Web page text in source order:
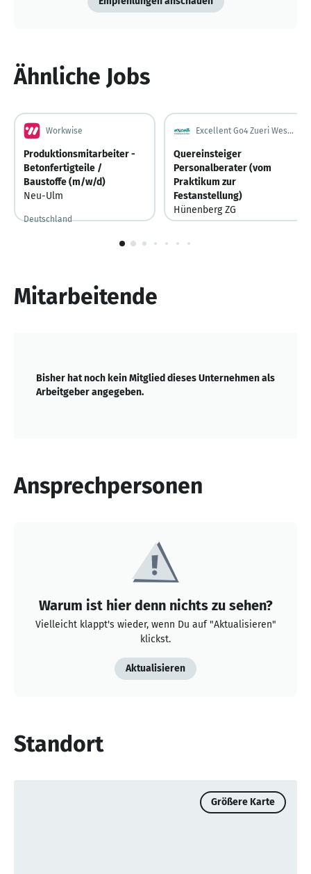
Ähnliche Jobs
Workwise
Produktionsmitarbeiter -
Betonfertigteile /
Baustoffe (m/w/d)
Neu-Ulm
Deutschland
Excellent Go4 Zueri West AG
Quereinsteiger
Personalberater (vom
Praktikum zur
Festanstellung)
Hünenberg ZG
1
Mitarbeitende
Bisher hat noch kein Mitglied dieses Unternehmen als
Arbeitgeber angegeben.
Ansprechpersonen
Warum ist hier denn nichts zu sehen?
Vielleicht klappt's wieder, wenn Du auf "Aktualisieren"
klickst.
Aktualisieren
Standort
Größere Karte